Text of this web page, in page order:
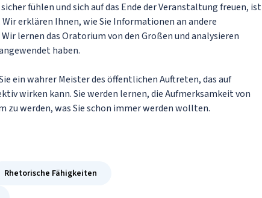
fühlen und sich auf das Ende der Veranstaltung freuen, ist
Wir erklären Ihnen, wie Sie Informationen an andere
lernen das Oratorium von den Großen und analysieren
haben.
ein wahrer Meister des öffentlichen Auftreten, das auf
wirken kann. Sie werden lernen, die Aufmerksamkeit von
zu werden, was Sie schon immer werden wollten.
Rhetorische Fähigkeiten